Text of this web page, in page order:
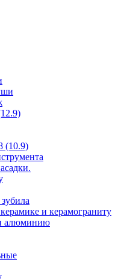
(10.9)
и керамограниту
алюминию